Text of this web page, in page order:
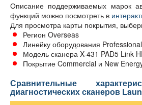
Описание поддерживаемых марок
функций можно посмотреть в
Для просмотра карты покрытия,
Регион Overseas
Линейку оборудования Professional
Модель сканера X-431 PAD5 Link
Покрытие Commercial и New
Сравнительные
диагностических сканеров